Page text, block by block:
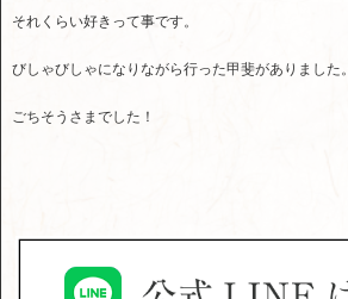
それくらい好きって事です。
びしゃびしゃになりながら行った甲斐がありました。
ごちそうさまでした！